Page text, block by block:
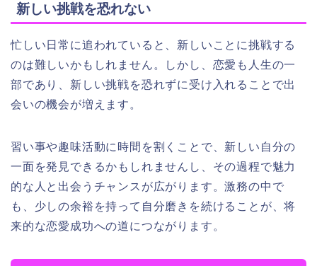
新しい挑戦を恐れない
忙しい日常に追われていると、新しいことに挑戦する
のは難しいかもしれません。しかし、恋愛も人生の一
部であり、新しい挑戦を恐れずに受け入れることで出
会いの機会が増えます。
習い事や趣味活動に時間を割くことで、新しい自分の
一面を発見できるかもしれませんし、その過程で魅力
的な人と出会うチャンスが広がります。激務の中で
も、少しの余裕を持って自分磨きを続けることが、将
来的な恋愛成功への道につながります。